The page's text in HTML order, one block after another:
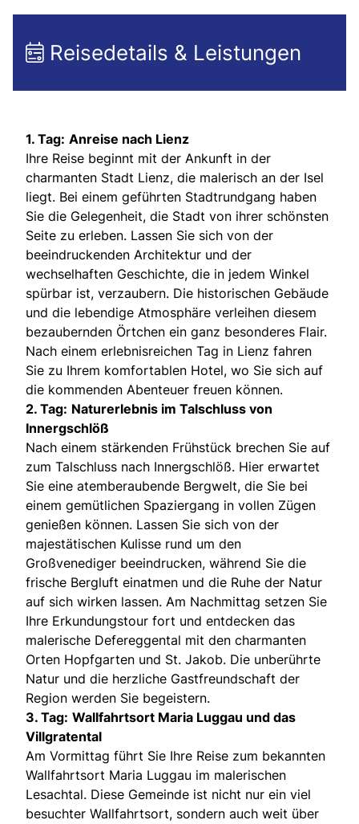
Reisedetails & Leistungen
1. Tag: Anreise nach Lienz
Ihre Reise beginnt mit der Ankunft in der
charmanten Stadt Lienz, die malerisch an der Isel
liegt. Bei einem geführten Stadtrundgang haben
Sie die Gelegenheit, die Stadt von ihrer schönsten
Seite zu erleben. Lassen Sie sich von der
beeindruckenden Architektur und der
wechselhaften Geschichte, die in jedem Winkel
spürbar ist, verzaubern. Die historischen Gebäude
und die lebendige Atmosphäre verleihen diesem
bezaubernden Örtchen ein ganz besonderes Flair.
Nach einem erlebnisreichen Tag in Lienz fahren
Sie zu Ihrem komfortablen Hotel, wo Sie sich auf
die kommenden Abenteuer freuen können.
2. Tag: Naturerlebnis im Talschluss von
Innergschlöß
Nach einem stärkenden Frühstück brechen Sie auf
zum Talschluss nach Innergschlöß. Hier erwartet
Sie eine atemberaubende Bergwelt, die Sie bei
einem gemütlichen Spaziergang in vollen Zügen
genießen können. Lassen Sie sich von der
majestätischen Kulisse rund um den
Großvenediger beeindrucken, während Sie die
frische Bergluft einatmen und die Ruhe der Natur
auf sich wirken lassen. Am Nachmittag setzen Sie
Ihre Erkundungstour fort und entdecken das
malerische Defereggental mit den charmanten
Orten Hopfgarten und St. Jakob. Die unberührte
Natur und die herzliche Gastfreundschaft der
Region werden Sie begeistern.
3. Tag: Wallfahrtsort Maria Luggau und das
Villgratental
Am Vormittag führt Sie Ihre Reise zum bekannten
Wallfahrtsort Maria Luggau im malerischen
Lesachtal. Diese Gemeinde ist nicht nur ein viel
besuchter Wallfahrtsort, sondern auch weit über